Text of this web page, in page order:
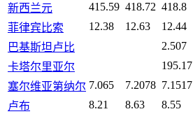
新西兰元
415.59 418.72 418.8
菲律宾比索
12.38 12.63
12.44
巴基斯坦卢比
2.507
卡塔尔里亚尔
195.17
塞尔维亚第纳尔 7.065 7.2078 7.1517
卢布
8.21 8.63
8.55